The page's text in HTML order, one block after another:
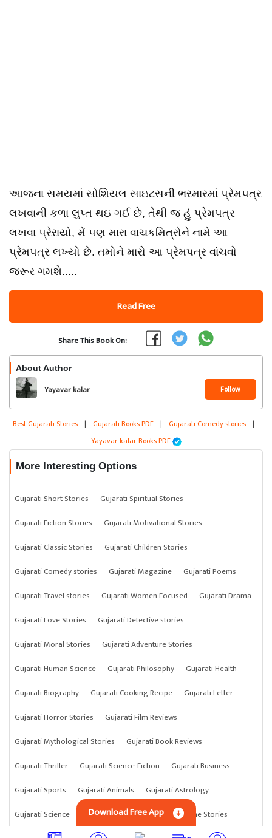
આજના સમયમાં સોશિયલ સાઇટસની ભરમારમાં પ્રેમપત્ર
લખવાની કળા લુપ્ત થઇ ગઈ છે, તેથી જ હું પ્રેમપત્ર
લખવા પ્રેરાયો, મેં પણ મારા વાચકમિત્રોને નામે આ
પ્રેમપત્ર લખ્યો છે. તમોને મારો આ પ્રેમપત્ર વાંચવો
જરૂર ગમશે.....
Read Free
Share This Book On:
About Author
Yayavar kalar Follow
Best Gujarati Stories | Gujarati Books PDF | Gujarati Comedy stories |
Yayavar kalar Books PDF
More Interesting Options
Gujarati Short Stories
Gujarati Spiritual Stories
Gujarati Fiction Stories
Gujarati Motivational Stories
Gujarati Classic Stories
Gujarati Children Stories
Gujarati Comedy stories
Gujarati Magazine
Gujarati Poems
Gujarati Travel stories
Gujarati Women Focused
Gujarati Drama
Gujarati Love Stories
Gujarati Detective stories
Gujarati Moral Stories
Gujarati Adventure Stories
Gujarati Human Science
Gujarati Philosophy
Gujarati Health
Gujarati Biography
Gujarati Cooking Recipe
Gujarati Letter
Gujarati Horror Stories
Gujarati Film Reviews
Gujarati Mythological Stories
Gujarati Book Reviews
Gujarati Thriller
Gujarati Science-Fiction
Gujarati Business
Gujarati Sports
Gujarati Animals
Gujarati Astrology
Gujarati Science
Gujarati Anything Gujarati Crime Stories
Download Free App